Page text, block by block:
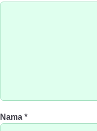
Nama *